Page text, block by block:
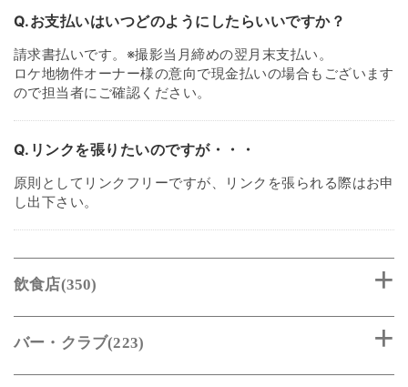
Q.お支払いはいつどのようにしたらいいですか？
請求書払いです。※撮影当月締めの翌月末支払い。
ロケ地物件オーナー様の意向で現金払いの場合もございます
ので担当者にご確認ください。
Q.リンクを張りたいのですが・・・
原則としてリンクフリーですが、リンクを張られる際はお申
し出下さい。
飲食店(350)
バー・クラブ(223)